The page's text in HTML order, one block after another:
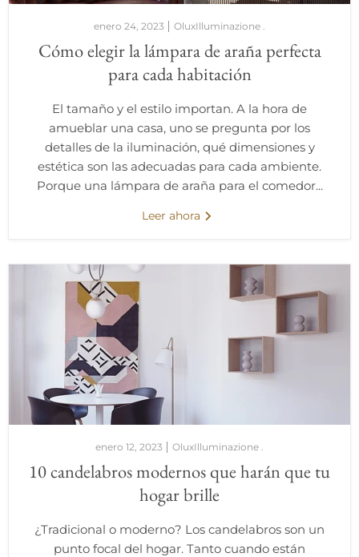
enero 24, 2023 OluxIlluminazione .
Cómo elegir la lámpara de araña perfecta
para cada habitación
El tamaño y el estilo importan. A la hora de
amueblar una casa, uno se pregunta por los
detalles de la iluminación, qué dimensiones y
estética son las adecuadas para cada ambiente.
Porque una lámpara de araña para el comedor...
Leer ahora
enero 12, 2023 OluxIlluminazione .
10 candelabros modernos que harán que tu
hogar brille
¿Tradicional o moderno? Los candelabros son un
punto focal del hogar. Tanto cuando están